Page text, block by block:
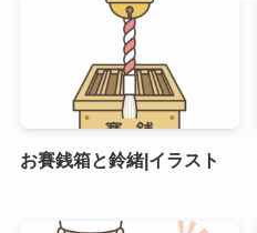
お賽銭箱と鈴緒|イラスト